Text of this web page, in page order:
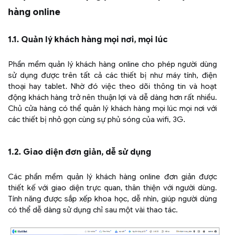
hàng online
1.1. Quản lý khách hàng mọi nơi, mọi lúc
Phần mềm quản lý khách hàng online cho phép người dùng
sử dụng được trên tất cả các thiết bị như máy tính, điện
thoại hay tablet. Nhờ đó việc theo dõi thông tin và hoạt
động khách hàng trở nên thuận lợi và dễ dàng hơn rất nhiều.
Chủ cửa hàng có thể quản lý khách hàng mọi lúc mọi nơi với
các thiết bị nhỏ gọn cùng sự phủ sóng của wifi, 3G.
1.2. Giao diện đơn giản, dễ sử dụng
Các phần mềm quản lý khách hàng online đơn giản được
thiết kế với giao diện trực quan, thân thiện với người dùng.
Tính năng được sắp xếp khoa học, dễ nhìn, giúp người dùng
có thể dễ dàng sử dụng chỉ sau một vài thao tác.